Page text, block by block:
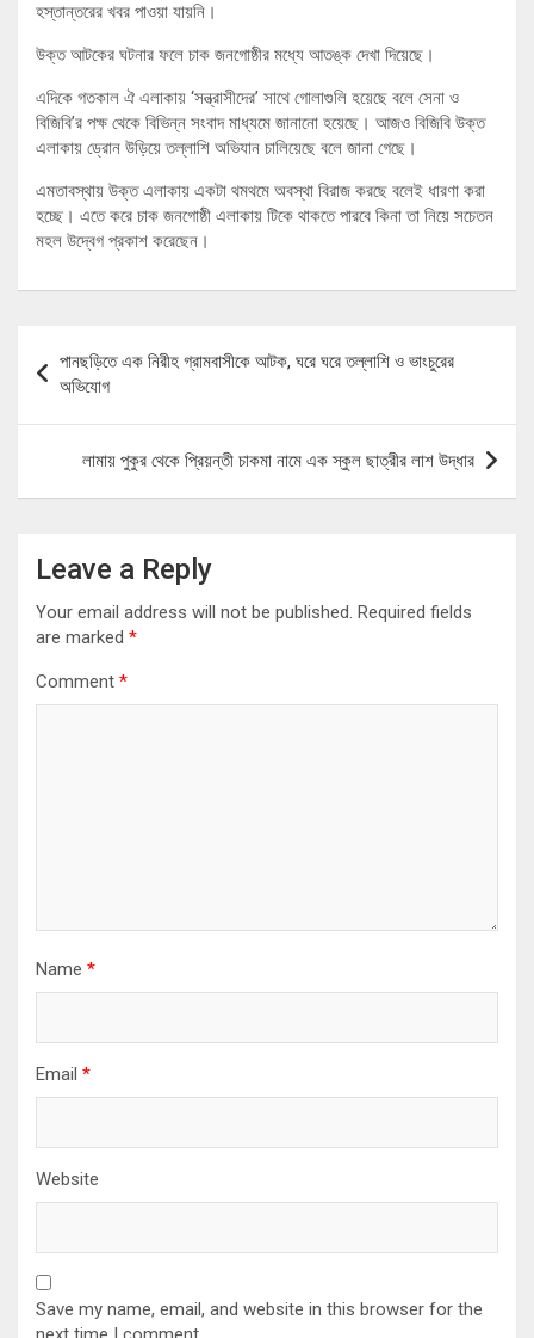
হস্তান্তরের খবর পাওয়া যায়নি।
উক্ত আটকের ঘটনার ফলে চাক জনগোষ্ঠীর মধ্যে আতঙ্ক দেখা দিয়েছে।
এদিকে গতকাল ঐ এলাকায় ‌‘সন্ত্রাসীদের’ সাথে গোলাগুলি হয়েছে বলে সেনা ও
বিজিবি’র পক্ষ থেকে বিভিন্ন সংবাদ মাধ্যমে জানানো হয়েছে। আজও বিজিবি উক্ত
এলাকায় ড্রোন উড়িয়ে তল্লাশি অভিযান চালিয়েছে বলে জানা গেছে।
এমতাবস্থায় উক্ত এলাকায় একটা থমথমে অবস্থা বিরাজ করছে বলেই ধারণা করা
হচ্ছে। এতে করে চাক জনগোষ্ঠী এলাকায় টিকে থাকতে পারবে কিনা তা নিয়ে সচেতন
মহল উদ্বেগ প্রকাশ করেছেন।
navigation
পানছড়িতে এক নিরীহ গ্রামবাসীকে আটক, ঘরে ঘরে তল্লাশি ও ভাংচুরের
অভিযোগ
লামায় পুকুর থেকে প্রিয়ন্তী চাকমা নামে এক স্কুল ছাত্রীর লাশ উদ্ধার
Leave a Reply
Your email address will not be published. Required fields
are marked *
Comment *
Name *
Email *
Website
Save my name, email, and website in this browser for the